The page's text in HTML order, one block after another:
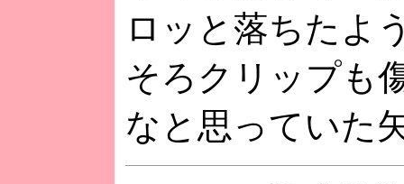
ロッと落ちたよ
そろクリップも
なと思っていた